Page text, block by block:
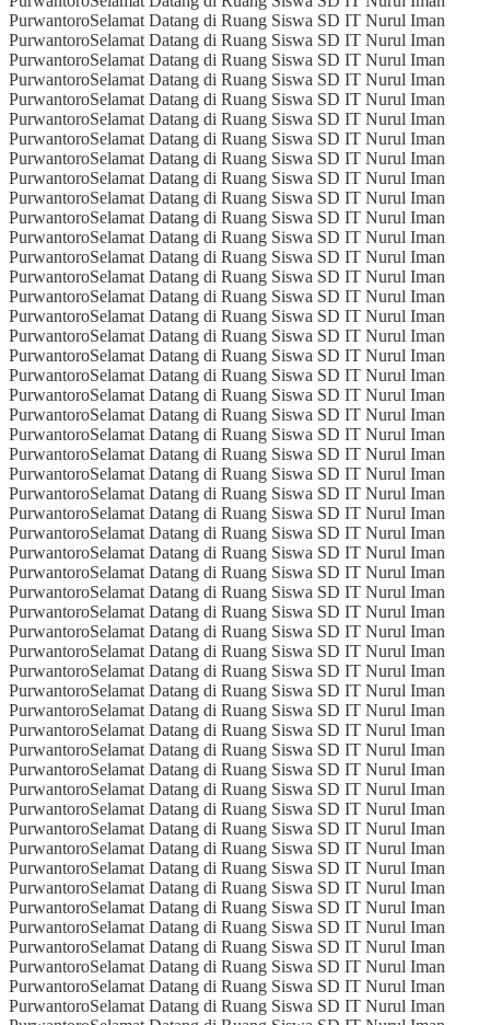
PurwantoroSelamat Datang di Ruang Siswa SD IT Nurul Iman
PurwantoroSelamat Datang di Ruang Siswa SD IT Nurul Iman
PurwantoroSelamat Datang di Ruang Siswa SD IT Nurul Iman
PurwantoroSelamat Datang di Ruang Siswa SD IT Nurul Iman
PurwantoroSelamat Datang di Ruang Siswa SD IT Nurul Iman
PurwantoroSelamat Datang di Ruang Siswa SD IT Nurul Iman
PurwantoroSelamat Datang di Ruang Siswa SD IT Nurul Iman
PurwantoroSelamat Datang di Ruang Siswa SD IT Nurul Iman
PurwantoroSelamat Datang di Ruang Siswa SD IT Nurul Iman
PurwantoroSelamat Datang di Ruang Siswa SD IT Nurul Iman
PurwantoroSelamat Datang di Ruang Siswa SD IT Nurul Iman
PurwantoroSelamat Datang di Ruang Siswa SD IT Nurul Iman
PurwantoroSelamat Datang di Ruang Siswa SD IT Nurul Iman
PurwantoroSelamat Datang di Ruang Siswa SD IT Nurul Iman
PurwantoroSelamat Datang di Ruang Siswa SD IT Nurul Iman
PurwantoroSelamat Datang di Ruang Siswa SD IT Nurul Iman
PurwantoroSelamat Datang di Ruang Siswa SD IT Nurul Iman
PurwantoroSelamat Datang di Ruang Siswa SD IT Nurul Iman
PurwantoroSelamat Datang di Ruang Siswa SD IT Nurul Iman
PurwantoroSelamat Datang di Ruang Siswa SD IT Nurul Iman
PurwantoroSelamat Datang di Ruang Siswa SD IT Nurul Iman
PurwantoroSelamat Datang di Ruang Siswa SD IT Nurul Iman
PurwantoroSelamat Datang di Ruang Siswa SD IT Nurul Iman
PurwantoroSelamat Datang di Ruang Siswa SD IT Nurul Iman
PurwantoroSelamat Datang di Ruang Siswa SD IT Nurul Iman
PurwantoroSelamat Datang di Ruang Siswa SD IT Nurul Iman
PurwantoroSelamat Datang di Ruang Siswa SD IT Nurul Iman
PurwantoroSelamat Datang di Ruang Siswa SD IT Nurul Iman
PurwantoroSelamat Datang di Ruang Siswa SD IT Nurul Iman
PurwantoroSelamat Datang di Ruang Siswa SD IT Nurul Iman
PurwantoroSelamat Datang di Ruang Siswa SD IT Nurul Iman
PurwantoroSelamat Datang di Ruang Siswa SD IT Nurul Iman
PurwantoroSelamat Datang di Ruang Siswa SD IT Nurul Iman
PurwantoroSelamat Datang di Ruang Siswa SD IT Nurul Iman
PurwantoroSelamat Datang di Ruang Siswa SD IT Nurul Iman
PurwantoroSelamat Datang di Ruang Siswa SD IT Nurul Iman
PurwantoroSelamat Datang di Ruang Siswa SD IT Nurul Iman
PurwantoroSelamat Datang di Ruang Siswa SD IT Nurul Iman
PurwantoroSelamat Datang di Ruang Siswa SD IT Nurul Iman
PurwantoroSelamat Datang di Ruang Siswa SD IT Nurul Iman
PurwantoroSelamat Datang di Ruang Siswa SD IT Nurul Iman
PurwantoroSelamat Datang di Ruang Siswa SD IT Nurul Iman
PurwantoroSelamat Datang di Ruang Siswa SD IT Nurul Iman
PurwantoroSelamat Datang di Ruang Siswa SD IT Nurul Iman
PurwantoroSelamat Datang di Ruang Siswa SD IT Nurul Iman
PurwantoroSelamat Datang di Ruang Siswa SD IT Nurul Iman
PurwantoroSelamat Datang di Ruang Siswa SD IT Nurul Iman
PurwantoroSelamat Datang di Ruang Siswa SD IT Nurul Iman
PurwantoroSelamat Datang di Ruang Siswa SD IT Nurul Iman
PurwantoroSelamat Datang di Ruang Siswa SD IT Nurul Iman
PurwantoroSelamat Datang di Ruang Siswa SD IT Nurul Iman